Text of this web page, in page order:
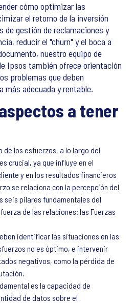
cómo optimizar las
el retorno de la inversión
de gestión de reclamaciones y
reducir el "churn" y el boca a
nuestro equipo de
Ipsos también ofrece orientación
problemas que deben
más adecuada y rentable.
a tener
de los esfuerzos, a lo largo del
crucial, ya que influye en el
y en los resultados financieros
se relaciona con la percepción del
seis pilares fundamentales del
de las relaciones: las Fuerzas
identificar las situaciones en las
no es óptimo, e intervenir
negativos, como la pérdida de
es la capacidad de
de datos sobre el